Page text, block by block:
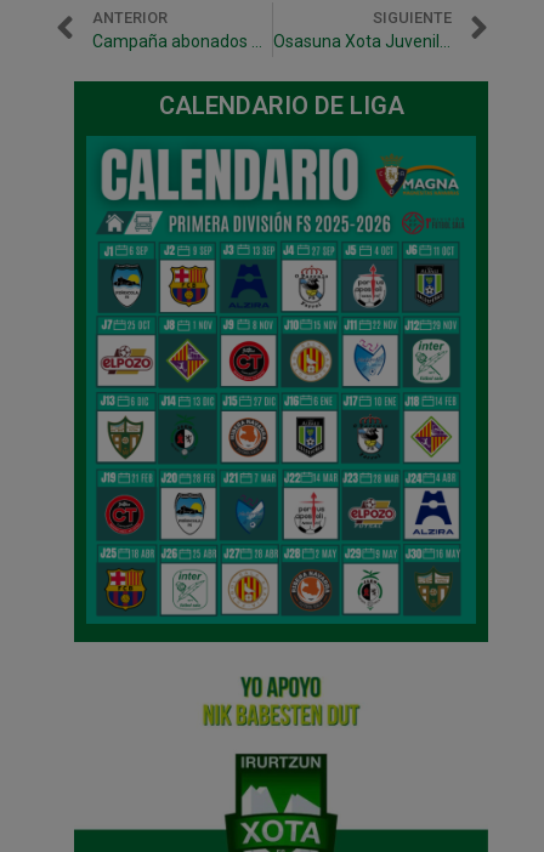
ANTERIOR SIGUIENTE
CALENDARIO DE LIGA